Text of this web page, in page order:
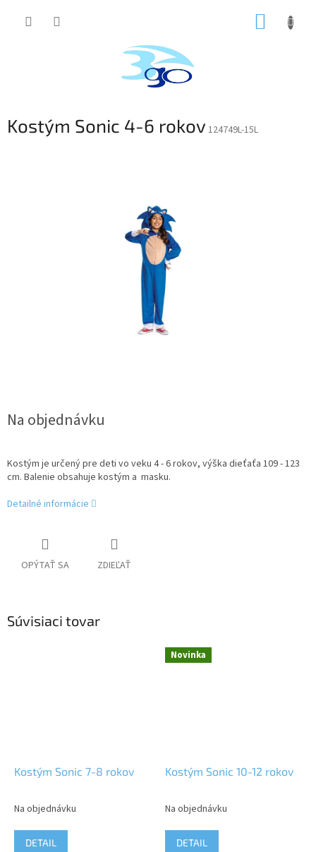
Kostým Sonic 4-6 rokov 124749L-15L
Na objednávku
Kostým je určený pre deti vo veku 4 - 6 rokov, výška dieťaťa 109 - 123
cm. Balenie obsahuje kostým a masku.
Detailné informácie
OPÝTAŤ SA ZDIEĽAŤ
Súvisiaci tovar
Kostým Sonic 7-8 rokov
Na objednávku
DETAIL
Novinka
Kostým Sonic 10-12 rokov
Na objednávku
DETAIL